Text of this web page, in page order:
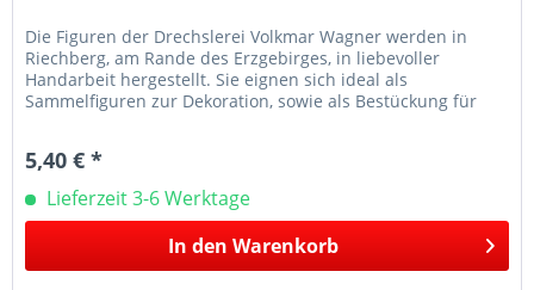
Die Figuren der Drechslerei Volkmar Wagner werden in
Riechberg, am Rande des Erzgebirges, in liebevoller
Handarbeit hergestellt. Sie eignen sich ideal als
Sammelfiguren zur Dekoration, sowie als Bestückung für
5,40 € *
Lieferzeit 3-6 Werktage
In den Warenkorb